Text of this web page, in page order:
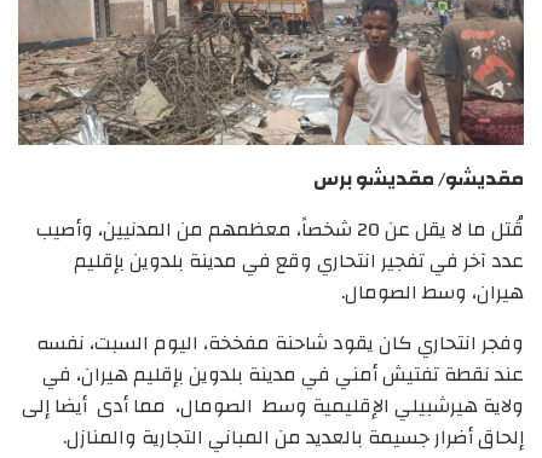
مقديشو/ مقديشو برس
قُتل ما لا يقل عن 20 شخصاً، معظمهم من المدنيين، وأصيب
عدد آخر في تفجير انتحاري وقع في مدينة بلدوين بإقليم
هيران، وسط الصومال.
وفجر انتحاري كان يقود شاحنة مفخخة، اليوم السبت، نفسه
عند نقطة تفتيش أمني في مدينة بلدوين بإقليم هيران، في
ولاية هيرشبيلي الإقليمية وسط الصومال، مما أدى أيضا إلى
إلحاق أضرار جسيمة بالعديد من المباني التجارية والمنازل.